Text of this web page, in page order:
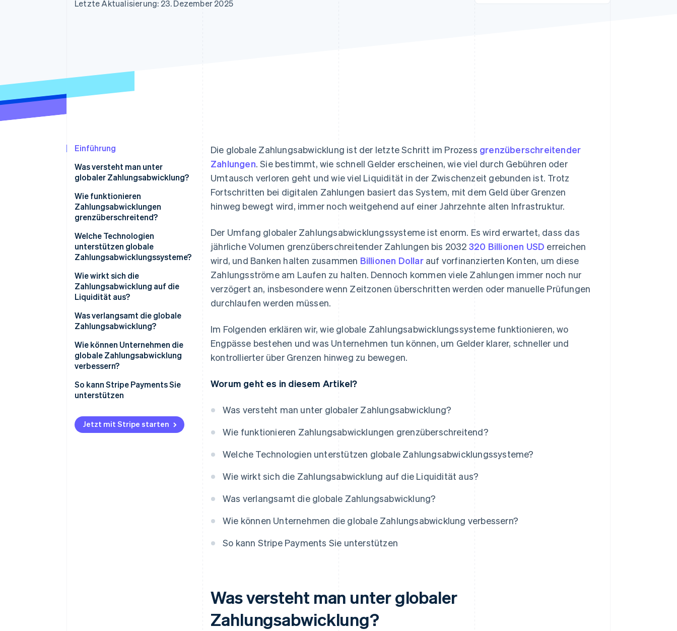
Letzte Aktualisierung: 23. Dezember 2025
Einführung
Was versteht man unter
globaler Zahlungsabwicklung?
Wie funktionieren
Zahlungsabwicklungen
grenzüberschreitend?
Korrespondenz- und
Intermediärbanken
Nachrichten oder
Zahlungsabwicklung
Geschlossener Vorgang oder
gemeinsam genutzte
Plattformen
Zeitliche Einschränkungen
Welche Technologien
unterstützen globale
Zahlungsabwicklungssysteme?
Strukturierte, moderne
Nachrichten
Der Anstieg von
Echtzeitzahlungen und frühe
grenzüberschreitende
Anbieter, die sich um die
komplexen Aspekte kümmern
Immer verfügbare digitale
Zahlungen
Wie wirkt sich die
Zahlungsabwicklung auf die
Liquidität aus?
Bargeld bleibt auf dem
Transportweg hängen
Banken binden noch mehr
Liquidität
übermäßiger Vorbereitung
das Problem
Was verlangsamt die globale
Zahlungsabwicklung?
Fragmentierte Standards
Zu viele Vermittler
Unterschiedliche Betriebszeiten
Redundante Compliance-
Veraltete Infrastruktur
Wie können Unternehmen die
globale Zahlungsabwicklung
verbessern?
Anbieter mit lokalen
Integrationen verwenden
Sinnvolle Währungen für die
Zahlungsabwicklung wählen
So kann Stripe Payments Sie
unterstützen
Jetzt mit Stripe starten
Die globale Zahlungsabwicklung ist der letzte Schritt im Prozess grenzüberschreitender
Zahlungen. Sie bestimmt, wie schnell Gelder erscheinen, wie viel durch Gebühren oder
Umtausch verloren geht und wie viel Liquidität in der Zwischenzeit gebunden ist. Trotz
Fortschritten bei digitalen Zahlungen basiert das System, mit dem Geld über Grenzen
hinweg bewegt wird, immer noch weitgehend auf einer Jahrzehnte alten Infrastruktur.
Der Umfang globaler Zahlungsabwicklungssysteme ist enorm. Es wird erwartet, dass das
jährliche Volumen grenzüberschreitender Zahlungen bis 2032 320 Billionen USD erreichen
wird, und Banken halten zusammen Billionen Dollarauf vorfinanzierten Konten, um diese
Zahlungsströme am Laufen zu halten. Dennoch kommen viele Zahlungen immer noch nur
verzögert an, insbesondere wenn Zeitzonen überschritten werden oder manuelle Prüfungen
durchlaufen werden müssen.
Im Folgenden erklären wir, wie globale Zahlungsabwicklungssysteme funktionieren, wo
Engpässe bestehen und was Unternehmen tun können, um Gelder klarer, schneller und
kontrollierter über Grenzen hinweg zu bewegen.
Worum geht es in diesem Artikel?
Was versteht man unter globaler Zahlungsabwicklung?
Wie funktionieren Zahlungsabwicklungen grenzüberschreitend?
Welche Technologien unterstützen globale Zahlungsabwicklungssysteme?
Wie wirkt sich die Zahlungsabwicklung auf die Liquidität aus?
Was verlangsamt die globale Zahlungsabwicklung?
Wie können Unternehmen die globale Zahlungsabwicklung verbessern?
So kann Stripe Payments Sie unterstützen
Was versteht man unter globaler
Zahlungsabwicklung?